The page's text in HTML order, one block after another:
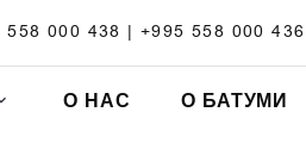
558 000 438 | +995 558 000 436
О НАС О БАТУМИ